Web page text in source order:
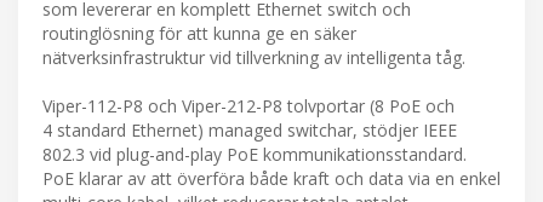
som levererar en komplett Ethernet switch och
routinglösning för att kunna ge en säker
nätverksinfrastruktur vid tillverkning av intelligenta tåg.
Viper-112-P8 och Viper-212-P8 tolvportar (8 PoE och
4 standard Ethernet) managed switchar, stödjer IEEE
802.3 vid plug-and-play PoE kommunikationsstandard.
PoE klarar av att överföra både kraft och data via en enkel